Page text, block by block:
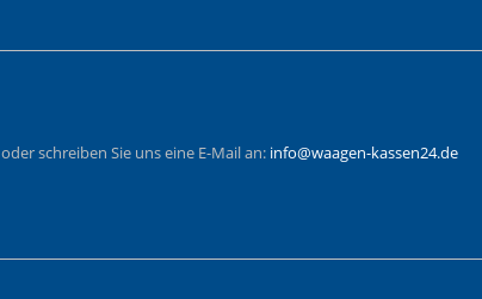
oder schreiben Sie uns eine E-Mail an: info@waagen-kassen24.de